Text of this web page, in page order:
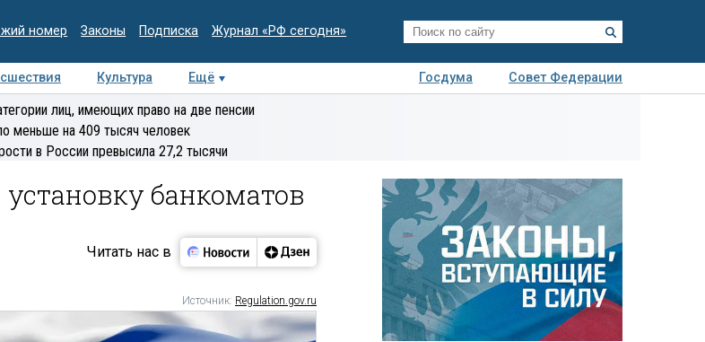
номер Законы Подписка Журнал «РФ сегодня»
Культура Ещё Госдума
Совет Федерации
Интервью Колумнисты
Деловая
лиц, имеющих право на две пенсии
меньше на 409 тысяч человек
в России превысила 27,2 тысячи
банкоматов
Читать нас в
Источник: Regulation.gov.ru